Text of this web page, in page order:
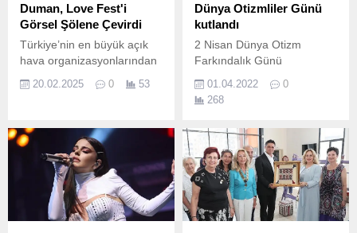
Duman, Love Fest'i
Görsel Şölene Çevirdi
Türkiye’nin en büyük açık
hava organizasyonlarından
sahne showlarıyla seyirciyle
20.02.2025 0 53
Dünya Otizmliler Günü
kutlandı
2 Nisan Dünya Otizm
Farkındalık Günü
etkinlikte özel öğrencilerle
bir araya gelen Menemen
Aydın Pehlivan, “Otizm bir
engel değil, farkındalıktır.
01.04.2022
0
268